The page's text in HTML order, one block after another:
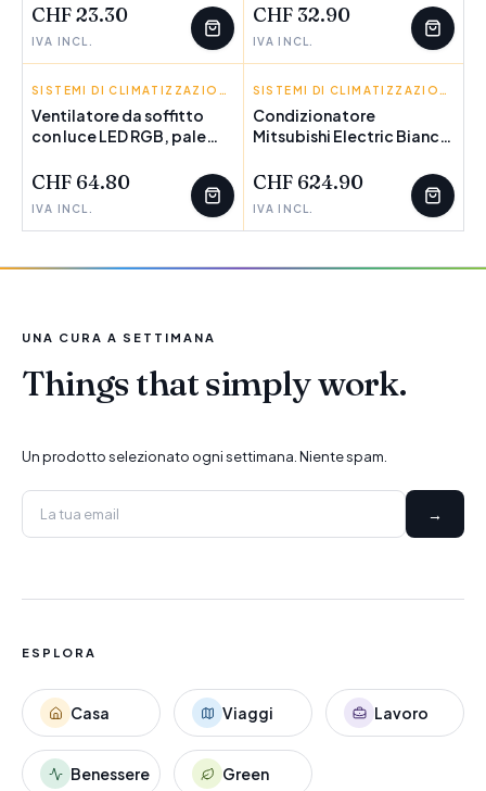
CHF 23.30
IVA INCL.
CHF 32.90
IVA INCL.
INNOVAGOODS SISTEMI DI CLIMATIZZAZIONE
Ventilatore da soffitto
con luce LED RGB, pale
CHF 64.80
IVA INCL.
MITSUBISHI ELECTRIC
POCHI PEZZI
SISTEMI DI CLIMATIZZAZIONE
Condizionatore
Mitsubishi Electric Bianco
CHF 624.90
IVA INCL.
UNA CURA A SETTIMANA
Things that simply work.
Un prodotto selezionato ogni settimana. Niente spam.
→
ESPLORA
Casa Viaggi Lavoro
Benessere Green